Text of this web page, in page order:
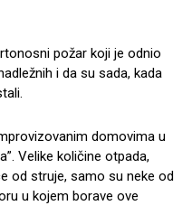
požar koji je odnio
i da su sada, kada
domovima u
Velike količine otpada,
od struje, samo su neke od
u kojem borave ove